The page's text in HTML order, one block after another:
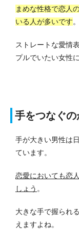
まめな性格で恋人
いる人が多いです。
ストレートな愛情
プルでいたい女性
手をつなぐの
手が大きい男性は
ています。
恋愛においても恋
しょう 。
大きな手で握られ
えますよね。